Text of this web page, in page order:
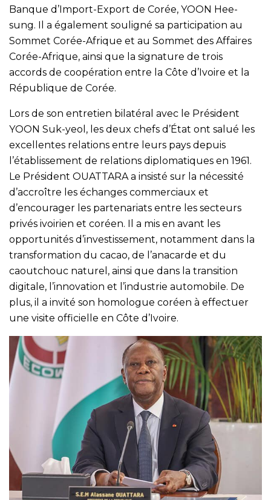
Banque d’Import-Export de Corée, YOON Hee-
sung. Il a également souligné sa participation au
Sommet Corée-Afrique et au Sommet des Affaires
Corée-Afrique, ainsi que la signature de trois
accords de coopération entre la Côte d’Ivoire et la
République de Corée.
Lors de son entretien bilatéral avec le Président
YOON Suk-yeol, les deux chefs d’État ont salué les
excellentes relations entre leurs pays depuis
l’établissement de relations diplomatiques en 1961.
Le Président OUATTARA a insisté sur la nécessité
d’accroître les échanges commerciaux et
d’encourager les partenariats entre les secteurs
privés ivoirien et coréen. Il a mis en avant les
opportunités d’investissement, notamment dans la
transformation du cacao, de l’anacarde et du
caoutchouc naturel, ainsi que dans la transition
digitale, l’innovation et l’industrie automobile. De
plus, il a invité son homologue coréen à effectuer
une visite officielle en Côte d’Ivoire.